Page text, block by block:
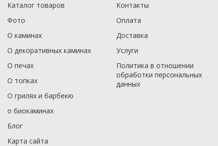
Каталог товаров
Фото
О каминах
О декоративных каминах
О печах
О топках
О грилях и барбекю
о биокаминах
Блог
Карта сайта
Контакты
Оплата
Доставка
Услуги
Политика в отношении
обработки персональных
данныx